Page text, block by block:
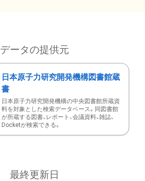
データの提供元
日本原子力研究開発機構図書館蔵
書
日本原子力研究開発機構の中央図書館所蔵資
料を対象とした検索データベース。同図書館
が所蔵する図書、レポート、会議資料、雑誌、
Docketが検索できる。
最終更新日